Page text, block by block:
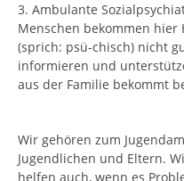
3. Ambulante
Menschen bekommen hier
(sprich: psü-chisch) nicht
informieren und
aus der Familie bekommt
Wir gehören zum
Jugendlichen und Eltern.
helfen auch, wenn es